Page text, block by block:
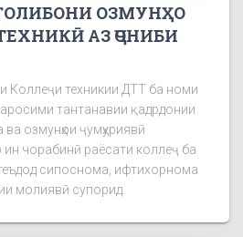
ОЗМУНҲО
АЗ ҶОНИБИ
Коллеҷи техникии ДТТ ба номи
тантанавии қадрдонии
озмунҳои ҷумҳуриявӣ
ин чорабинӣ раёсати коллеҷ ба
сипоснома, ифтихорнома
молиявӣ супорид.